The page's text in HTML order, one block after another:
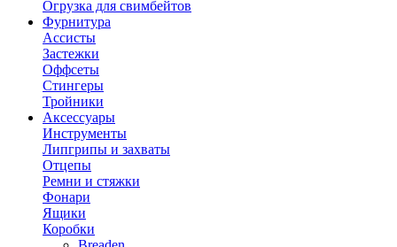
Огрузка для свимбейтов
Фурнитура
Ассисты
Застежки
Оффсеты
Стингеры
Тройники
Аксессуары
Инструменты
Липгрипы и захваты
Отцепы
Ремни и стяжки
Фонари
Ящики
Коробки